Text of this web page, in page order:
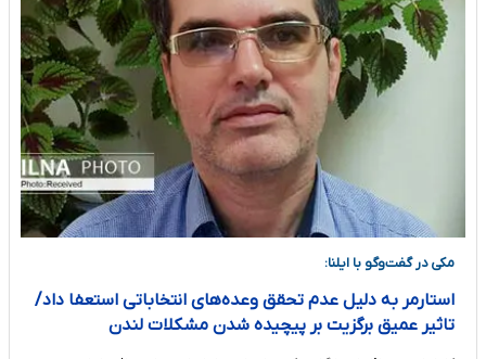
مکی در گفت‌وگو با ایلنا:
استارمر به دلیل عدم تحقق وعده‌های انتخاباتی استعفا داد/
تاثیر عمیق برگزیت بر پیچیده شدن مشکلات لندن